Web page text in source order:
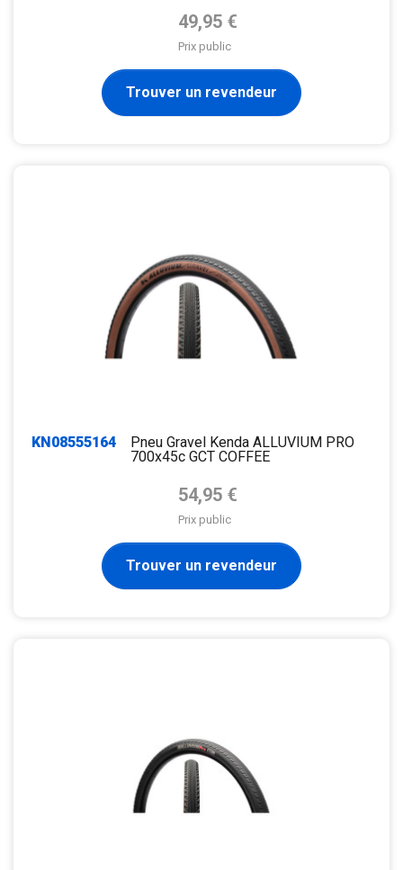
Prix de base
49,95 €
Prix public
Trouver un revendeur
KN08555164
Pneu Gravel Kenda ALLUVIUM PRO
700x45c GCT COFFEE
Prix de base
54,95 €
Prix public
Trouver un revendeur